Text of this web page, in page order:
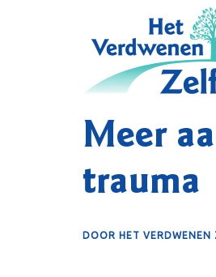
Meer
trauma
DOOR HET VERDWENEN